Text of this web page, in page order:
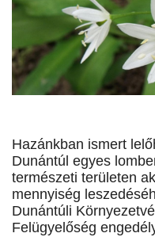
Hazánkban ismert
Dunántúl egyes
természeti területen
mennyiség
Dunántúli
Felügyelőség